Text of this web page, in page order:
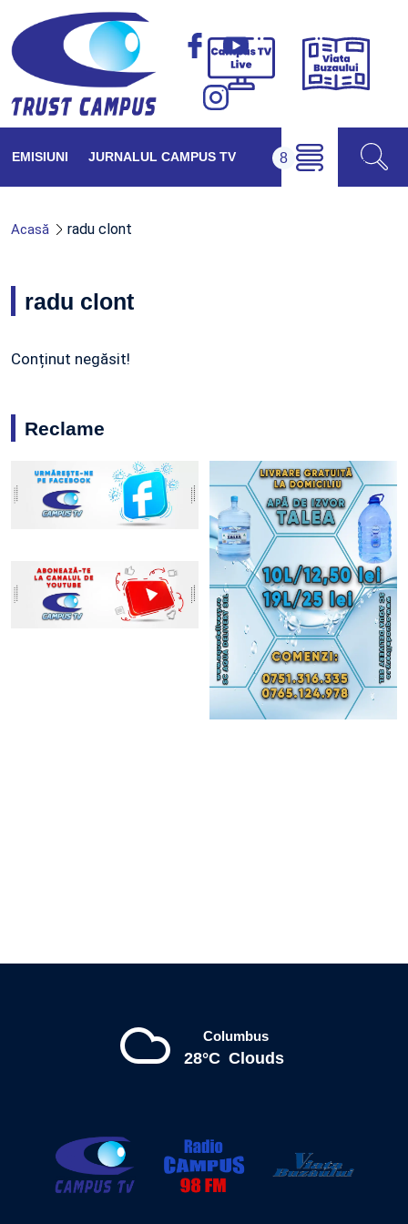
Campus
Viața
EMISIUNI JURNALUL CAMPUS TV
Acasă radu clont
radu clont
Conținut negăsit!
Reclame
Columbus
28°C Clouds